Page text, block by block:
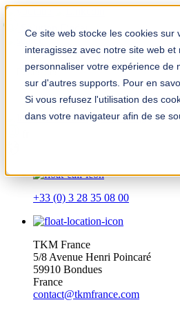
Ce site web stocke les cookies
interagissez avec notre site web
personnaliser votre expérience de
sur d'autres supports. Pour en
Si vous refusez l'utilisation des
dans votre navigateur afin de se
Solution Finder
TKM App
+33 (0) 3 28 35 08 00
TKM France
5/8 Avenue Henri Poincaré
59910 Bondues
France
contact@tkmfrance.com